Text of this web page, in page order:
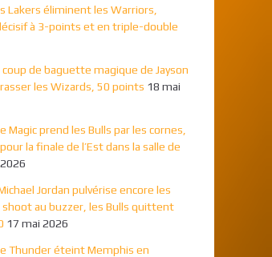
Lakers éliminent les Warriors,
à 3-points et en triple-double
coup de baguette magique de Jayson
les Wizards, 50 points 18 mai
Magic prend les Bulls par les cornes,
la finale de l’Est dans la salle de
Jordan pulvérise encore les
shoot au buzzer, les Bulls quittent
17 mai 2026
Thunder éteint Memphis en